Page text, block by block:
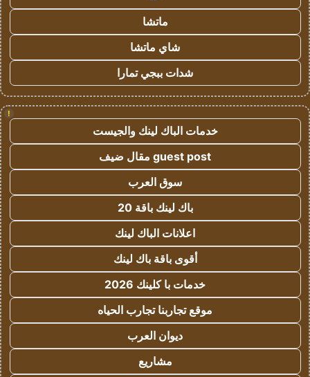
ماتشا
شاي ماتشا
شدات ببجي تمارا
!
خدمات الباك لينك والجيست
guest post مقال ضيف
سوق العرب
باك لينك باقة 20
اعلانات الباك لينك
أقوى باقة باك لينك
خدمات با كلينك 2026
موقع تجاربنا تجارب الحياه
ديوان العرب
مشاريع